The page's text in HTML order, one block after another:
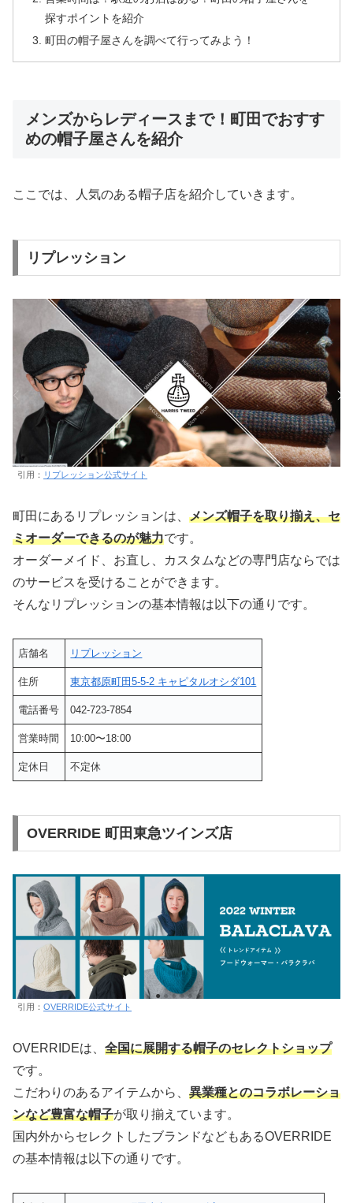
探すポイントを紹介
町田の帽子屋さんを調べて行ってみよう！
メンズからレディースまで！町田でおすす
めの帽子屋さんを紹介
ここでは、人気のある帽子店を紹介していきます。
リプレッション
引用： リプレッション公式サイト
町田にあるリプレッションは、 メンズ帽子を取り揃え、セ
ミオーダーできるのが魅力です。
オーダーメイド、お直し、カスタムなどの専門店ならでは
のサービスを受けることができます。
そんなリプレッションの基本情報は以下の通りです。
店舗名 リプレッション
住所 東京都原町田5-5-2 キャピタルオシダ101
電話番号 042-723-7854
営業時間 10:00〜18:00
定休日 不定休
OVERRIDE 町田東急ツインズ店
引用： OVERRIDE公式サイト
OVERRIDEは、 全国に展開する帽子のセレクトショップ
です。
こだわりのあるアイテムから、 異業種とのコラボレーショ
ンなど豊富な帽子が取り揃えています。
国内外からセレクトしたブランドなどもあるOVERRIDE
の基本情報は以下の通りです。